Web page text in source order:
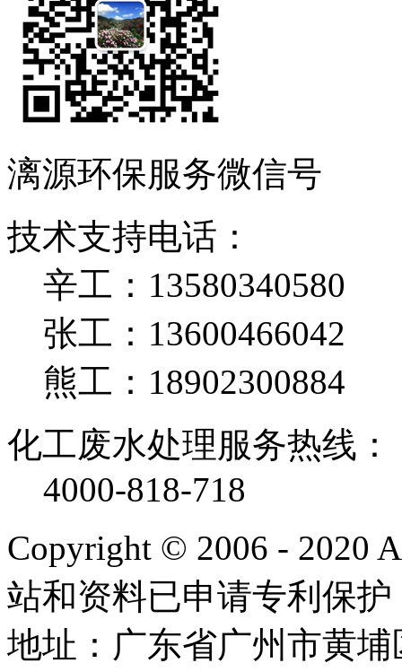
漓源环保服务微信号
技术支持电话：
辛工：13580340580
张工：13600466042
熊工：18902300884
化工废水处理服务热线：
4000-818-718
Copyright © 2006 - 2020
站和资料已申请专利保
地址：广东省广州市黄